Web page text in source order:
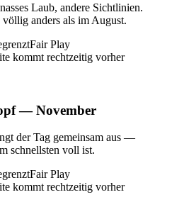
Laub, andere Sichtlinien.
anders als im August.
Fair Play
kommt rechtzeitig vorher
— November
der Tag gemeinsam aus —
schnellsten voll ist.
Fair Play
kommt rechtzeitig vorher